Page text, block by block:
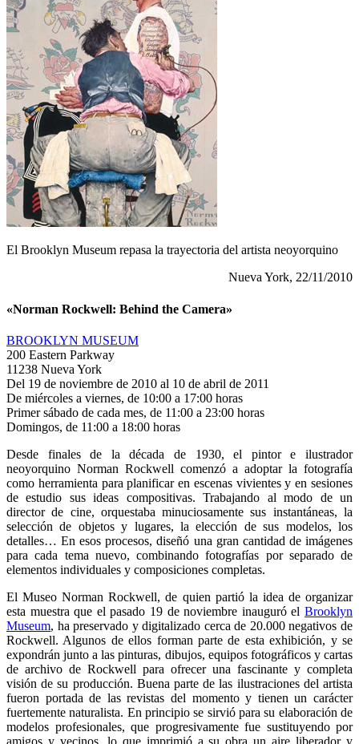
El Brooklyn Museum repasa la trayectoria del artista neoyorquino
Nueva York, 22/11/2010
«Norman Rockwell: Behind the Camera»
BROOKLYN MUSEUM
200 Eastern Parkway
11238 Nueva York
Del 19 de noviembre de 2010 al 10 de abril de 2011
De miércoles a viernes, de 10:00 a 17:00 horas
Primer sábado de cada mes, de 11:00 a 23:00 horas
Domingos, de 11:00 a 18:00 horas
Desde finales de la década de 1930, el pintor e ilustrador
neoyorquino Norman Rockwell comenzó a adoptar la fotografía
como herramienta para planificar en escenas vivientes y en sesiones
de estudio sus ideas compositivas. Trabajando al modo de un
director de cine, orquestaba minuciosamente sus instantáneas, la
selección de objetos y lugares, la elección de sus modelos, los
detalles… En esos procesos, diseñó una gran cantidad de imágenes
para cada tema nuevo, combinando fotografías por separado de
elementos individuales y composiciones completas.
El Museo Norman Rockwell, de quien partió la idea de organizar
esta muestra que el pasado 19 de noviembre inauguró el Brooklyn
Museum, ha preservado y digitalizado cerca de 20.000 negativos de
Rockwell. Algunos de ellos forman parte de esta exhibición, y se
expondrán junto a las pinturas, dibujos, equipos fotográficos y cartas
de archivo de Rockwell para ofrecer una fascinante y completa
visión de su producción. Buena parte de las ilustraciones del artista
fueron portada de las revistas del momento y tienen un carácter
fuertemente naturalista. En principio se sirvió para su elaboración de
modelos profesionales, que progresivamente fue sustituyendo por
amigos y vecinos, lo que imprimió a su obra un aire liberador y